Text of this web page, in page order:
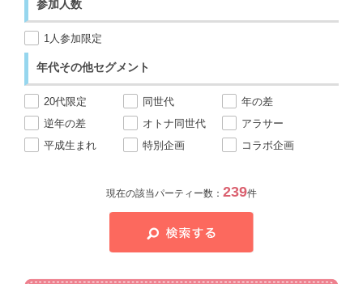
参加人数
1人参加限定
年代その他セグメント
20代限定 同世代
年の差
逆年の差
オトナ同世代
アラサー
平成生まれ
特別企画 コラボ企画
現在の該当パーティー数： 239件